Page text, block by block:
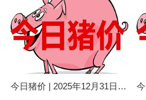
今日猪价 | 2025年12月31日全国猪价行情一览表！